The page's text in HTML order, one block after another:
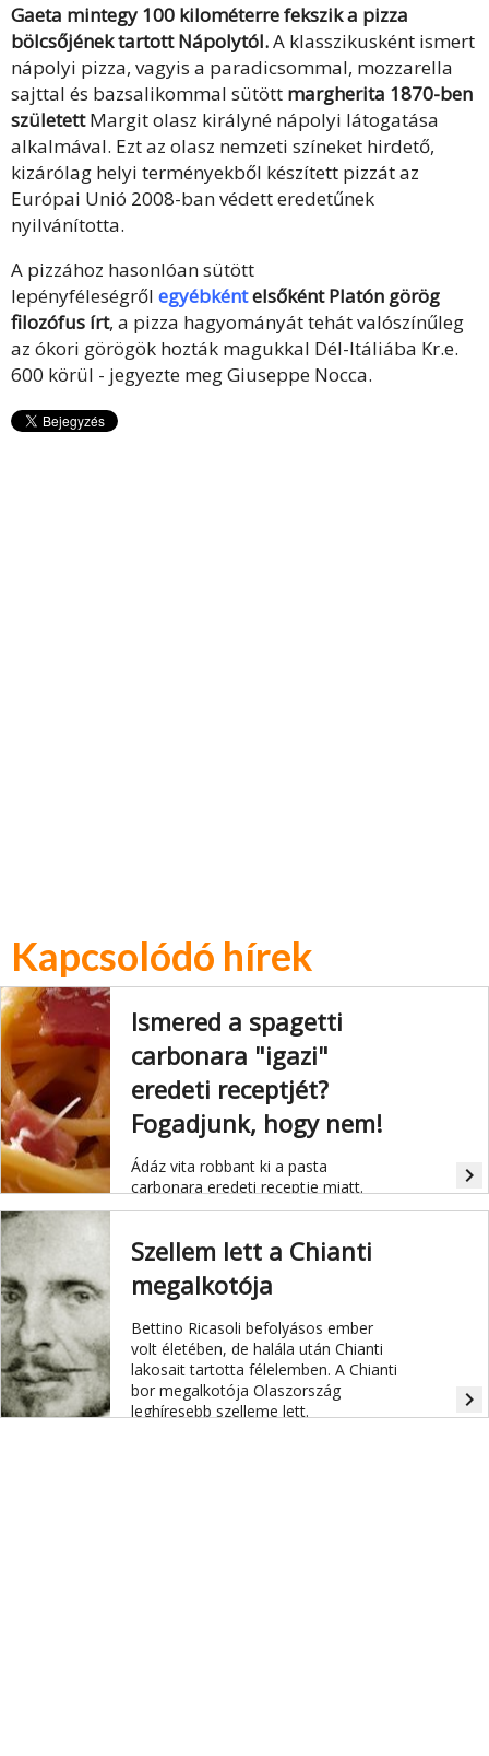
Gaeta mintegy 100 kilométerre fekszik a pizza
bölcsőjének tartott Nápolytól.A klasszikusként ismert
nápolyi pizza, vagyis a paradicsommal, mozzarella
sajttal és bazsalikommal sütött margherita 1870-ben
születettMargit olasz királyné nápolyi látogatása
alkalmával. Ezt az olasz nemzeti színeket hirdető,
kizárólag helyi terményekből készített pizzát az
Európai Unió 2008-ban védett eredetűnek
nyilvánította.
A pizzához hasonlóan sütött
lepényféleségről egyébkéntelsőként Platón görög
filozófus írt, a pizza hagyományát tehát valószínűleg
az ókori görögök hozták magukkal Dél-Itáliába Kr.e.
600 körül - jegyezte meg Giuseppe Nocca.
Kapcsolódó hírek
Ismered a spagetti
carbonara "igazi"
eredeti receptjét?
Fogadjunk, hogy nem!
Ádáz vita robbant ki a pasta
carbonara eredeti receptje miatt.
navigate_next
Szellem lett a Chianti
megalkotója
Bettino Ricasoli befolyásos ember
volt életében, de halála után Chianti
lakosait tartotta félelemben. A Chianti
bor megalkotója Olaszország
leghíresebb szelleme lett.
navigate_next